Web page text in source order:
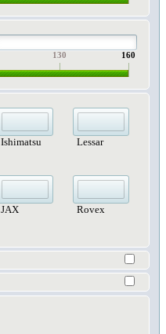
130 160
Ishimatsu
JAX
Lessar
Rovex